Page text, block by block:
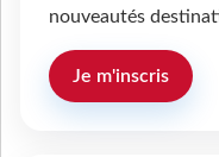
nouveautés
Je m'inscris